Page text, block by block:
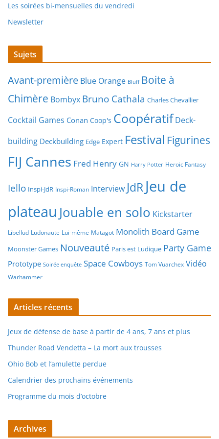
Les soirées bi-mensuelles du vendredi
Newsletter
Sujets
Avant-première Blue Orange Bluff Boite à
Chimère Bombyx Bruno Cathala Charles Chevallier
Cocktail Games Conan Coop's Coopératif Deck-
building Deckbuilding Edge Expert Festival Figurines
FIJ Cannes Fred Henry GN Harry Potter Heroic Fantasy
Iello Inspi-JdR Inspi-Roman Interview JdRJeu de
plateau Jouable en solo Kickstarter
Libellud Ludonaute Lui-même Matagot Monolith Board Game
Moonster Games Nouveauté Paris est Ludique Party Game
Prototype Soirée enquête Space Cowboys Tom Vuarchex Vidéo
Warhammer
Articles récents
Jeux de défense de base à partir de 4 ans, 7 ans et plus
Thunder Road Vendetta – La mort aux trousses
Ohio Bob et l’amulette perdue
Calendrier des prochains événements
Programme du mois d’octobre
Archives